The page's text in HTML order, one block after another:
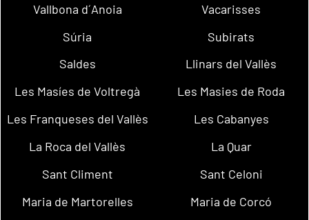
Vallbona d´Anoia
Vacarisses
Súria
Subirats
Saldes
Llinars del Vallès
Les Masíes de Voltregà
Les Masies de Roda
Les Franqueses del Vallès
Les Cabanyes
La Roca del Vallès
La Quar
Sant Climent
Sant Celoni
Maria de Martorelles
Maria de Corcó